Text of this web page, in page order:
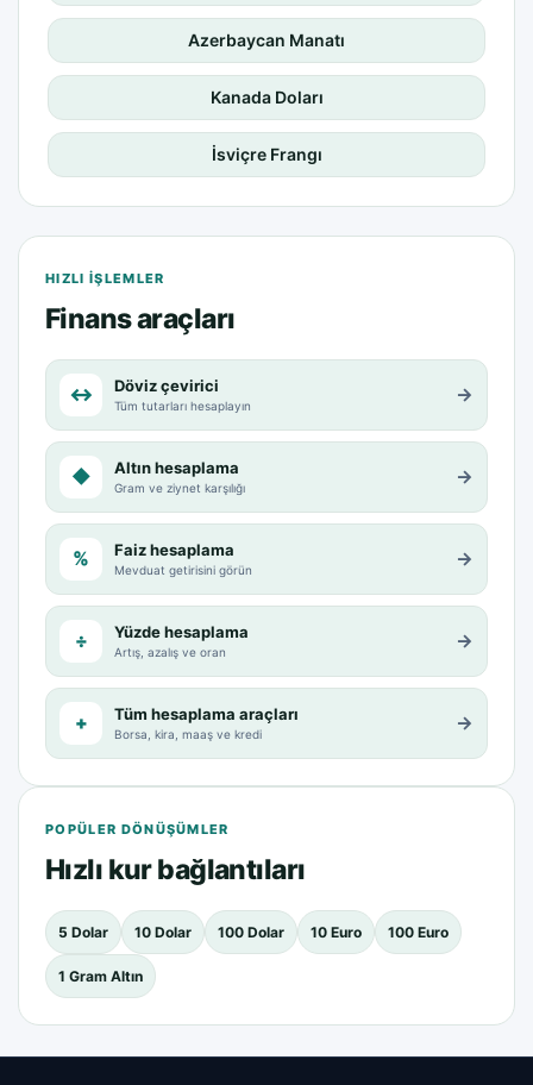
Azerbaycan Manatı
Kanada Doları
İsviçre Frangı
HIZLI IŞLEMLER
Finans araçları
↔ Döviz çevirici
Tüm tutarları hesaplayın →
◆ Altın hesaplama
Gram ve ziynet karşılığı →
% Faiz hesaplama
Mevduat getirisini görün →
÷ Yüzde hesaplama
Artış, azalış ve oran →
+ Tüm hesaplama araçları
Borsa, kira, maaş ve kredi →
POPÜLER DÖNÜŞÜMLER
Hızlı kur bağlantıları
5 Dolar 10 Dolar 100 Dolar 10 Euro 100 Euro
1 Gram Altın